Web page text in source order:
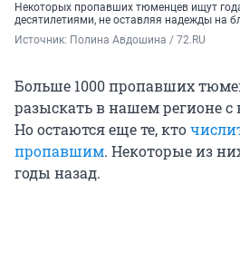
Некоторых пропавших тюменцев ищут
десятилетиями, не оставляя надежды на
Источник: Полина Авдошина / 72.RU
Больше 1000 пропавших
разыскать в нашем регионе с
Но остаются еще те, кто
пропавшим. Некоторые из
годы назад.